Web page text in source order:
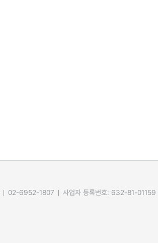
02-6952-1807 사업자 등록번호: 632-81-01159